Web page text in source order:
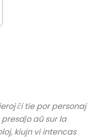
ĉi tie por personaj
aŭ sur la
kiujn vi intencas